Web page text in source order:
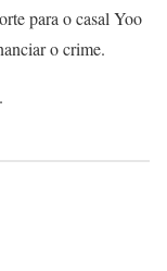
para o casal Yoo
o crime.